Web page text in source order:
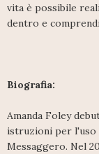
vita è possibile
dentro e
Biografia:
Amanda Foley
istruzioni per l'uso
Messaggero. Nel